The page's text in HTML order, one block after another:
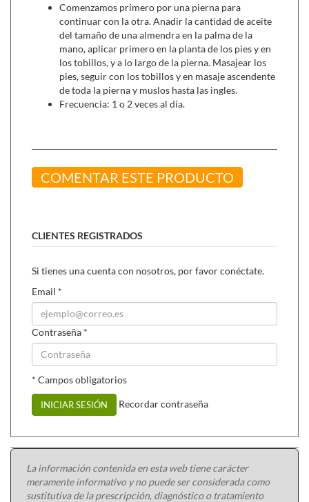
Comenzamos primero por una pierna para
continuar con la otra. Anadir la cantidad de aceite
del tamaño de una almendra en la palma de la
mano, aplicar primero en la planta de los pies y en
los tobillos, y a lo largo de la pierna. Masajear los
pies, seguir con los tobillos y en masaje ascendente
de toda la pierna y muslos hasta las ingles.
Frecuencia: 1 o 2 veces al día.
COMENTAR ESTE PRODUCTO
CLIENTES REGISTRADOS
Si tienes una cuenta con nosotros, por favor conéctate.
Email *
Contraseña *
* Campos obligatorios
INICIAR SESIÓN Recordar contraseña
La información contenida en esta web tiene carácter
meramente informativo y no puede ser considerada como
sustitutiva de la prescripción, diagnóstico o tratamiento